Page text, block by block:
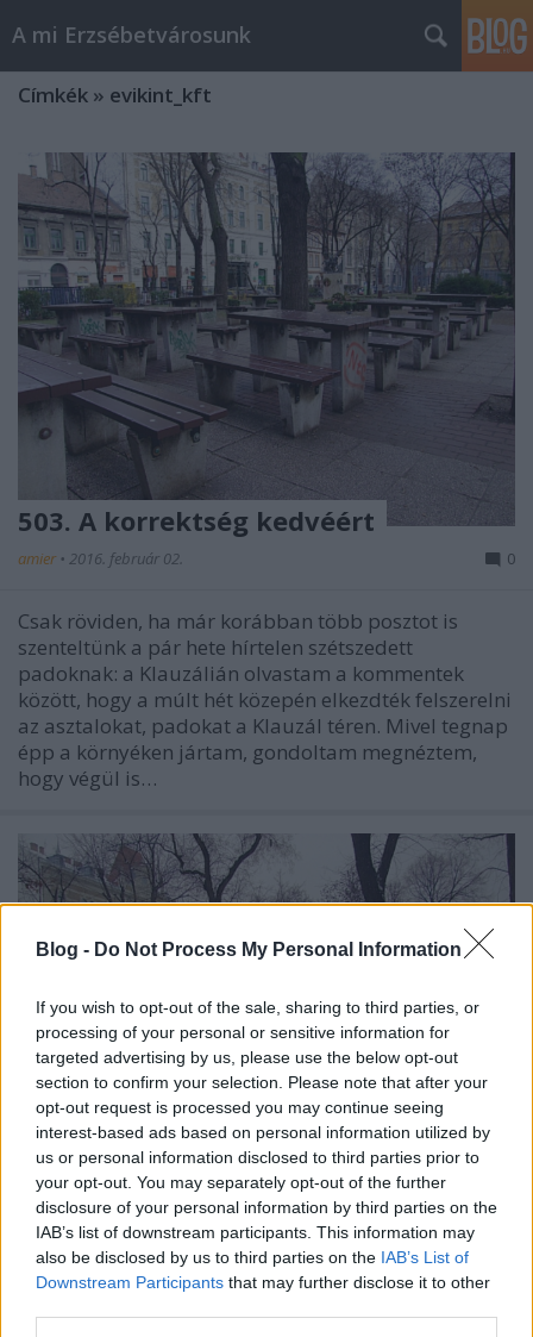
Blog - Do Not Process My Personal Information
If you wish to opt-out of the sale, sharing to third parties, or
processing of your personal or sensitive information for
targeted advertising by us, please use the below opt-out
section to confirm your selection. Please note that after your
opt-out request is processed you may continue seeing
interest-based ads based on personal information utilized by
us or personal information disclosed to third parties prior to
your opt-out. You may separately opt-out of the further
disclosure of your personal information by third parties on the
IAB’s list of downstream participants. This information may
also be disclosed by us to third parties on the IAB’s List of
Downstream Participants that may further disclose it to other
A mi Erzsébetvárosunk
Címkék » evikint_kft
503. A korrektség kedvéért
amier • 2016. február 02. 0
Csak röviden, ha már korábban több posztot is
szenteltünk a pár hete hírtelen szétszedett
padoknak: a Klauzálián olvastam a kommentek
között, hogy a múlt hét közepén elkezdték felszerelni
az asztalokat, padokat a Klauzál téren. Mivel tegnap
épp a környéken jártam, gondoltam megnéztem,
hogy végül is…
500. Klauzál téri padok
amier•2016. január 25.
Hétfő, hideg, hóesés – ennél alkalmasabb idő nem is
lehetne arra, hogy kimenjen az ember megnézni a